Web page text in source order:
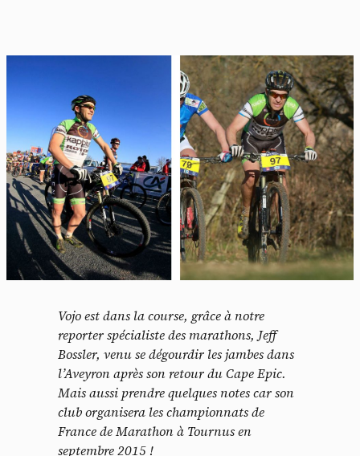
Vojo est dans la course, grâce à notre
reporter spécialiste des marathons, Jeff
Bossler, venu se dégourdir les jambes dans
l’Aveyron après son retour du Cape Epic.
Mais aussi prendre quelques notes car son
club organisera les championnats de
France de Marathon à Tournus en
septembre 2015 !